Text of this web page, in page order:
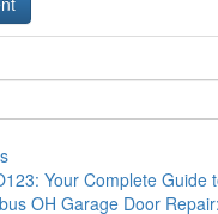
Your Complete Guide
OH Garage Door